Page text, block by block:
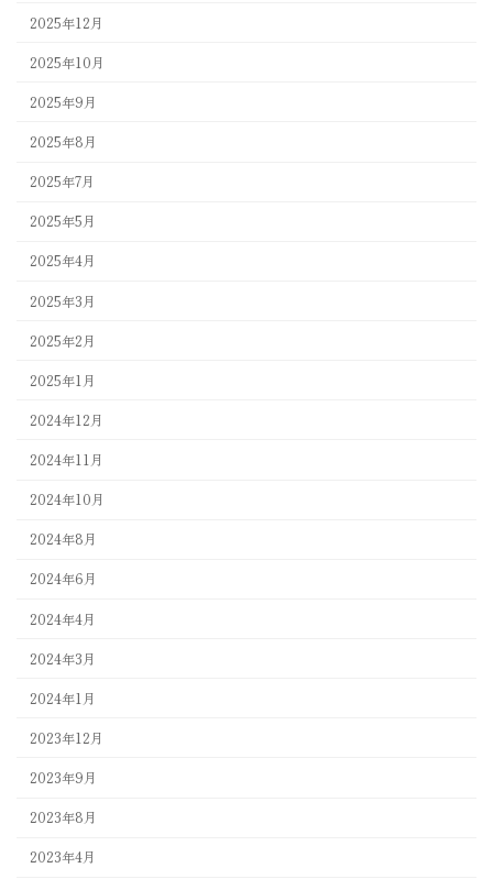
2025年12月
2025年10月
2025年9月
2025年8月
2025年7月
2025年5月
2025年4月
2025年3月
2025年2月
2025年1月
2024年12月
2024年11月
2024年10月
2024年8月
2024年6月
2024年4月
2024年3月
2024年1月
2023年12月
2023年9月
2023年8月
2023年4月